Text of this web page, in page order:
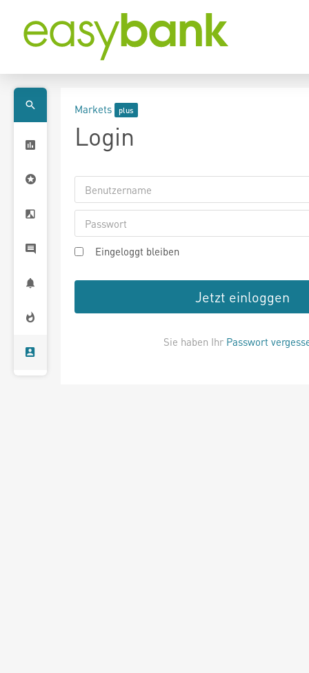
Markets
Login
Eingeloggt bleiben
Jetzt einloggen
Sie haben Ihr Passwort